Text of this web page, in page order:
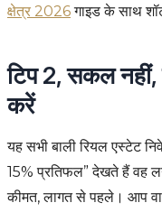
क्षेत्र 2026गाइड के साथ
टिप 2, सकल नहीं,
करें
यह सभी बाली रियल एस्टेट
15% प्रतिफल” देखते हैं वह
कीमत, लागत से पहले। आप